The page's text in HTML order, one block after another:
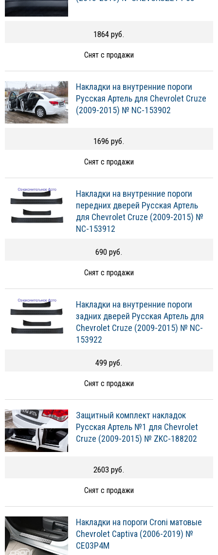
1864 руб.
Снят с продажи
Накладки на внутренние пороги
Русская Артель для Chevrolet Cruze
(2009-2015) № NC-153902
1696 руб.
Снят с продажи
Накладки на внутренние пороги
передних дверей Русская Артель
для Chevrolet Cruze (2009-2015) №
NC-153912
690 руб.
Снят с продажи
Накладки на внутренние пороги
задних дверей Русская Артель для
Chevrolet Cruze (2009-2015) № NC-
153922
499 руб.
Снят с продажи
Защитный комплект накладок
Русская Артель №1 для Chevrolet
Cruze (2009-2015) № ZKC-188202
2603 руб.
Снят с продажи
Накладки на пороги Croni матовые
Chevrolet Captiva (2006-2019) №
CE03P4M